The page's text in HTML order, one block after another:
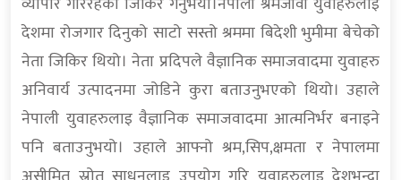
देशमा रोजगार दिनुको साटो सस्तो श्रममा बिदेशी भुमीमा बेचेको
नेता जिकिर थियो। नेता प्रदिपले वैज्ञानिक समाजवादमा युवाहरु
अनिवार्य उत्पादनमा जोडिने कुरा बताउनुभएको थियो। उहाले
नेपाली युवाहरुलाइ वैज्ञानिक समाजवादमा आत्मनिर्भर बनाइने
पनि बताउनुभयो। उहाले आफ्नो श्रम,सिप,क्षमता र नेपालमा